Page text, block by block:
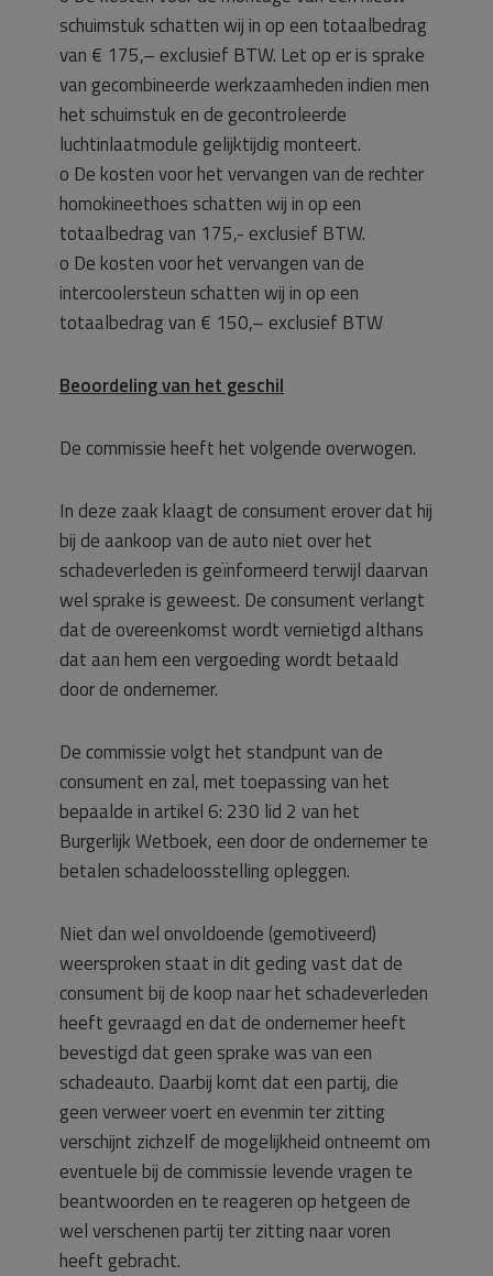
schuimstuk schatten wij in op een totaalbedrag
van € 175,– exclusief BTW. Let op er is sprake
van gecombineerde werkzaamheden indien men
het schuimstuk en de gecontroleerde
luchtinlaatmodule gelijktijdig monteert.
o De kosten voor het vervangen van de rechter
homokineethoes schatten wij in op een
totaalbedrag van 175,- exclusief BTW.
o De kosten voor het vervangen van de
intercoolersteun schatten wij in op een
totaalbedrag van € 150,– exclusief BTW
Beoordeling van het geschil
De commissie heeft het volgende overwogen.
In deze zaak klaagt de consument erover dat hij
bij de aankoop van de auto niet over het
schadeverleden is geïnformeerd terwijl daarvan
wel sprake is geweest. De consument verlangt
dat de overeenkomst wordt vernietigd althans
dat aan hem een vergoeding wordt betaald
door de ondernemer.
De commissie volgt het standpunt van de
consument en zal, met toepassing van het
bepaalde in artikel 6: 230 lid 2 van het
Burgerlijk Wetboek, een door de ondernemer te
betalen schadeloosstelling opleggen.
Niet dan wel onvoldoende (gemotiveerd)
weersproken staat in dit geding vast dat de
consument bij de koop naar het schadeverleden
heeft gevraagd en dat de ondernemer heeft
bevestigd dat geen sprake was van een
schadeauto. Daarbij komt dat een partij, die
geen verweer voert en evenmin ter zitting
verschijnt zichzelf de mogelijkheid ontneemt om
eventuele bij de commissie levende vragen te
beantwoorden en te reageren op hetgeen de
wel verschenen partij ter zitting naar voren
heeft gebracht.